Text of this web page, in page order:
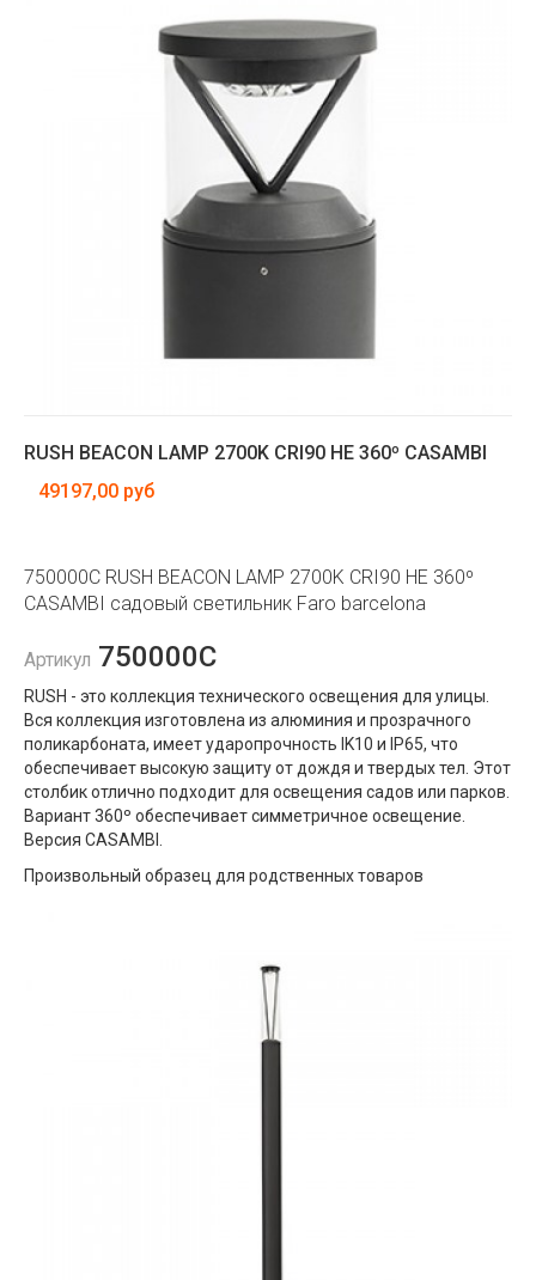
RUSH BEACON LAMP 2700K CRI90 HE 360º CASAMBI
49197,00 руб
750000C RUSH BEACON LAMP 2700K CRI90 HE 360º
CASAMBI садовый светильник Faro barcelona
Артикул 750000C
RUSH - это коллекция технического освещения для улицы.
Вся коллекция изготовлена ​​из алюминия и прозрачного
поликарбоната, имеет ударопрочность IK10 и IP65, что
обеспечивает высокую защиту от дождя и твердых тел. Этот
столбик отлично подходит для освещения садов или парков.
Вариант 360º обеспечивает симметричное освещение.
Версия CASAMBI.
Произвольный образец для родственных товаров